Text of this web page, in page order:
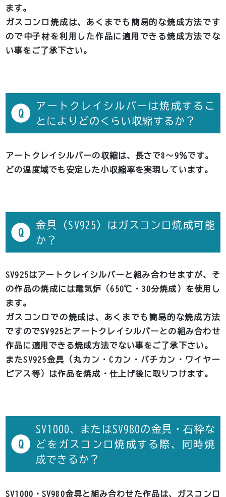
ます。
ガスコンロ焼成は、あくまでも簡易的な焼成方法です
ので中子材を利用した作品に適用できる焼成方法でな
い事をご了承下さい。
Q
アートクレイシルバーは焼成するこ
とによりどのくらい収縮するか？
アートクレイシルバーの収縮は、長さで8～9％です。
どの温度域でも安定した小収縮率を実現しています。
Q
金具（SV925）はガスコンロ焼成可能
か？
SV925はアートクレイシルバーと組み合わせますが、そ
の作品の焼成には電気炉（650℃・30分焼成）を使用し
ます。
ガスコンロでの焼成は、あくまでも簡易的な焼成方法
ですのでSV925とアートクレイシルバーとの組み合わせ
作品に適用できる焼成方法でない事をご了承下さい。
またSV925金具（丸カン・Cカン・バチカン・ワイヤー
ピアス等）は作品を焼成・仕上げ後に取りつけます。
Q
SV1000、またはSV980の金具・石枠な
どをガスコンロ焼成する際、同時焼
成できるか？
SV1000・SV980金具と組み合わせた作品は、ガスコンロ